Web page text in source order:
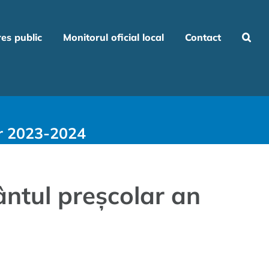
public Monitorul oficial local Contact
2023-2024
preșcolar an